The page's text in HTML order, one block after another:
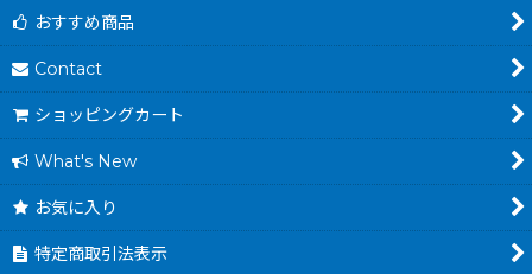
おすすめ商品
Contact
ショッピングカート
What's New
お気に入り
特定商取引法表示